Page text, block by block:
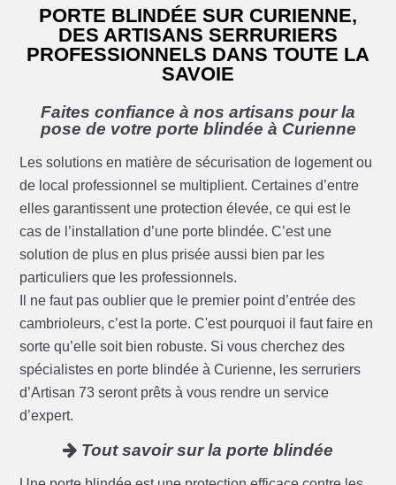
PORTE BLINDÉE SUR CURIENNE,
DES ARTISANS SERRURIERS
PROFESSIONNELS DANS TOUTE LA
SAVOIE
Faites confiance à nos artisans pour la
pose de votre porte blindée à Curienne
Les solutions en matière de sécurisation de logement ou
de local professionnel se multiplient. Certaines d’entre
elles garantissent une protection élevée, ce qui est le
cas de l’installation d’une porte blindée. C’est une
solution de plus en plus prisée aussi bien par les
particuliers que les professionnels.
Il ne faut pas oublier que le premier point d’entrée des
cambrioleurs, c’est la porte. C'est pourquoi il faut faire en
sorte qu’elle soit bien robuste. Si vous cherchez des
spécialistes en porte blindée à Curienne, les serruriers
d’Artisan 73 seront prêts à vous rendre un service
d’expert.
Tout savoir sur la porte blindée